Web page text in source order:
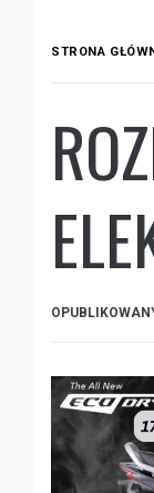
STRONA